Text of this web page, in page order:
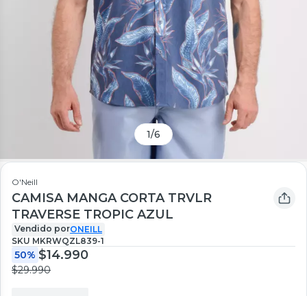
1/6
O'Neill
CAMISA MANGA CORTA TRVLR
TRAVERSE TROPIC AZUL
Vendido porONEILL
SKU MKRWQZL839-1
50% $14.990
$29.990